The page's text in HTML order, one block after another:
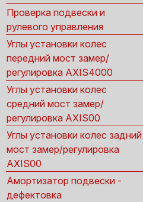
Проверка подвески и
рулевого управления
Углы установки колес
передний мост замер/
регулировка AXIS4000
Углы установки колес
средний мост замер/
регулировка AXIS00
Углы установки колес задний
мост замер/регулировка
AXIS00
Амортизатор подвески -
дефектовка